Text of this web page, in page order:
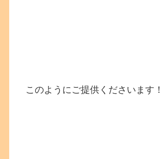
このようにご提供くださいます！